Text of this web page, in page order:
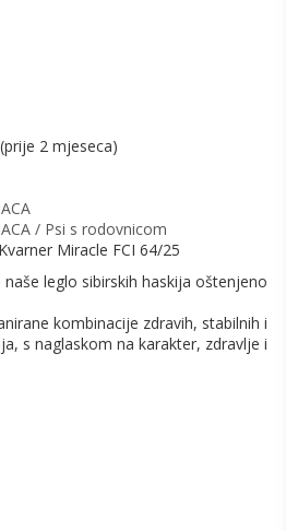
2 mjeseca)
/ Psi s rodovnicom
Miracle FCI 64/25
leglo sibirskih haskija oštenjeno
kombinacije zdravih, stabilnih i
s naglaskom na karakter, zdravlje i